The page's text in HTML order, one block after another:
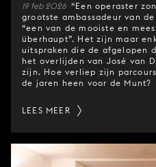
19 feb 2026 “Een operaster
grootste ambassadeur van
“een van de mooiste en
überhaupt”. Het zijn maar
uitspraken die de afgelopen
het overlijden van José van
zijn. Hoe verliep zijn
de jaren heen voor de Munt?
LEES MEER